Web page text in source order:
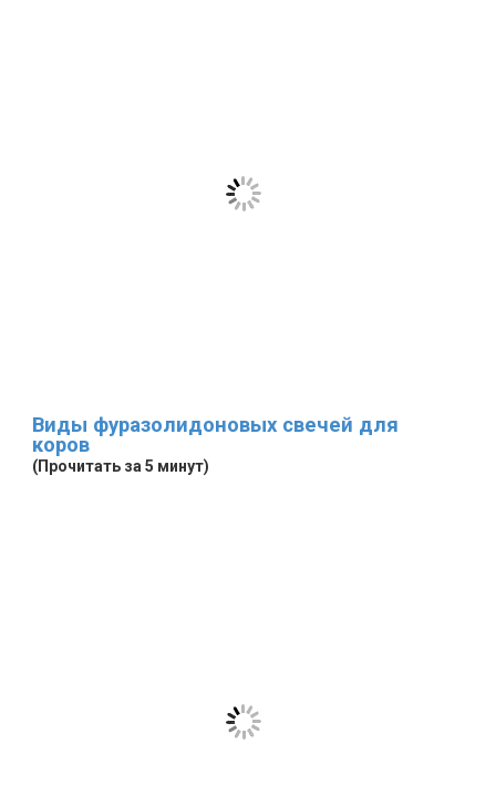
Виды фуразолидоновых свечей для
коров
(Прочитать за 5 минут)